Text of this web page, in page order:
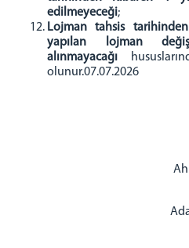
edilmeyeceği;
Lojman tahsis
yapılan lojman
alınmayacağı
olunur.07.07.2026
Ahmet
Adalet